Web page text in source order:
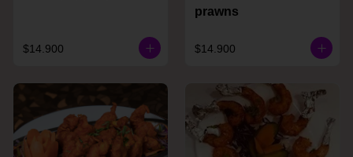
$14.900
prawns
$14.900